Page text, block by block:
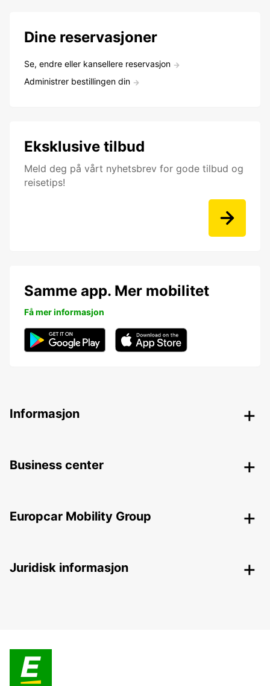
Dine reservasjoner
Se, endre eller kansellere reservasjon
Administrer bestillingen din
Eksklusive tilbud
Meld deg på vårt nyhetsbrev for gode tilbud og
reisetips!
Samme app. Mer mobilitet
Få mer informasjon
Informasjon
Business center
Europcar Mobility Group
Juridisk informasjon